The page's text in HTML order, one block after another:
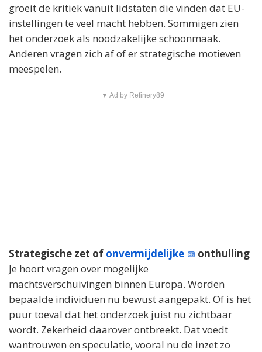
groeit de kritiek vanuit lidstaten die vinden dat EU-
instellingen te veel macht hebben. Sommigen zien
het onderzoek als noodzakelijke schoonmaak.
Anderen vragen zich af of er strategische motieven
meespelen.
▼ Ad by Refinery89
Strategische zet of onvermijdelijke
onthulling
Je hoort vragen over mogelijke
machtsverschuivingen binnen Europa. Worden
bepaalde individuen nu bewust aangepakt. Of is het
puur toeval dat het onderzoek juist nu zichtbaar
wordt. Zekerheid daarover ontbreekt. Dat voedt
wantrouwen en speculatie, vooral nu de inzet zo